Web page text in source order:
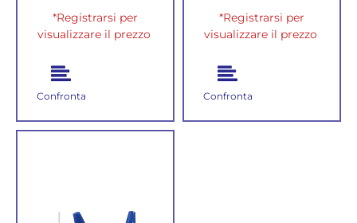
*Registrarsi per
visualizzare il prezzo
Confronta
*Registrarsi per
visualizzare il prezzo
Confronta